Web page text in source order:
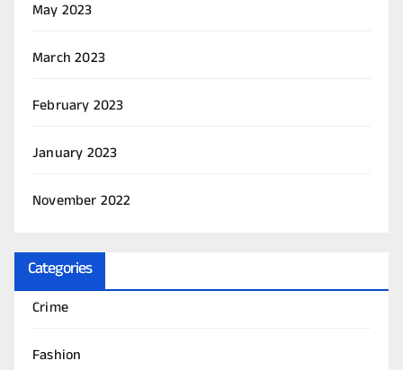
May 2023
March 2023
February 2023
January 2023
November 2022
Categories
Crime
Fashion